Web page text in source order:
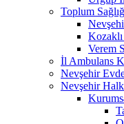
Toplum
Verem
İl Ambulans
Nevşehir
Nevşehir Halk